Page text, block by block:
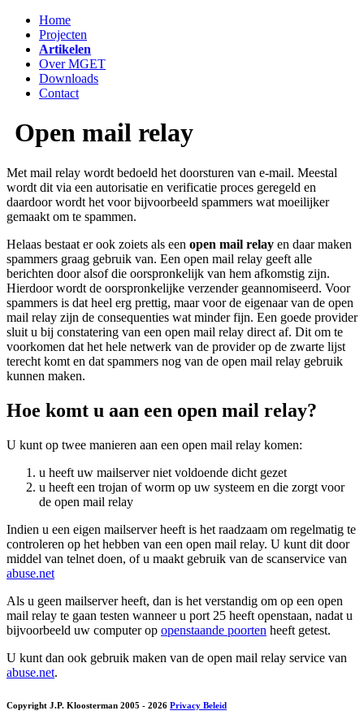
Home
Projecten
Artikelen
Over MGET
Downloads
Contact
Open mail relay
Met mail relay wordt bedoeld het doorsturen van e-mail. Meestal
wordt dit via een autorisatie en verificatie proces geregeld en
daardoor wordt het voor bijvoorbeeld spammers wat moeilijker
gemaakt om te spammen.
Helaas bestaat er ook zoiets als een open mail relay en daar maken
spammers graag gebruik van. Een open mail relay geeft alle
berichten door alsof die oorspronkelijk van hem afkomstig zijn.
Hierdoor wordt de oorspronkelijke verzender geannomiseerd. Voor
spammers is dat heel erg prettig, maar voor de eigenaar van de open
mail relay zijn de consequenties wat minder fijn. Een goede provider
sluit u bij constatering van een open mail relay direct af. Dit om te
voorkomen dat het hele netwerk van de provider op de zwarte lijst
terecht komt en dat spammers nog van de open mail relay gebruik
kunnen maken.
Hoe komt u aan een open mail relay?
U kunt op twee manieren aan een open mail relay komen:
u heeft uw mailserver niet voldoende dicht gezet
u heeft een trojan of worm op uw systeem en die zorgt voor
de open mail relay
Indien u een eigen mailserver heeft is het raadzaam om regelmatig te
controleren op het hebben van een open mail relay. U kunt dit door
middel van telnet doen, of u maakt gebruik van de scanservice van
abuse.net
Als u geen mailserver heeft, dan is het verstandig om op een open
mail relay te gaan testen wanneer u port 25 heeft openstaan, nadat u
bijvoorbeeld uw computer op openstaande poorten heeft getest.
U kunt dan ook gebruik maken van de open mail relay service van
abuse.net.
Copyright J.P. Kloosterman 2005 - 2026 Privacy Beleid